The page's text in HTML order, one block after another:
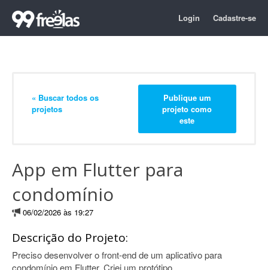
Login Cadastre-se
« Buscar todos os
projetos
Publique um
projeto como
este
App em Flutter para
condomínio
06/02/2026 às 19:27
Descrição do Projeto:
Preciso desenvolver o front-end de um aplicativo para
condomínio em Flutter. Criei um protótipo.